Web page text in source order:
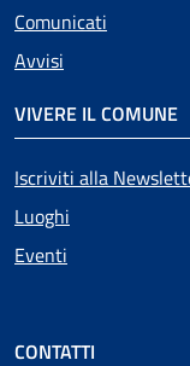
Comunicati
Avvisi
VIVERE IL COMUNE
Iscriviti alla
Luoghi
Eventi
CONTATTI